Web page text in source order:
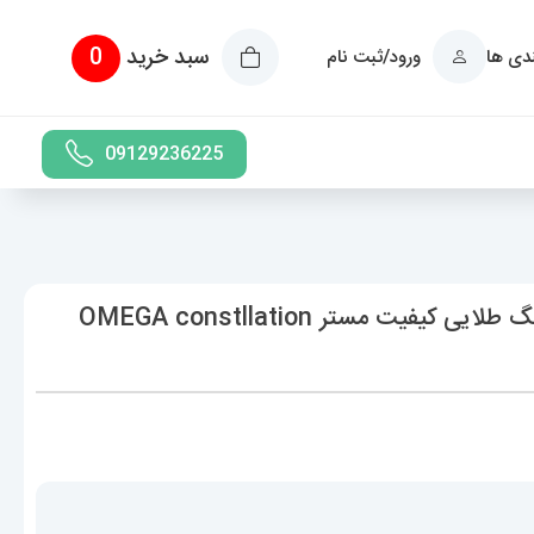
ها ورود/ثبت نام سبد خرید 0
09129236225
ساعت امگا مردانه کانسلیشن کوارتز دورنگ طلایی کیفیت مستر OMEGA constllation